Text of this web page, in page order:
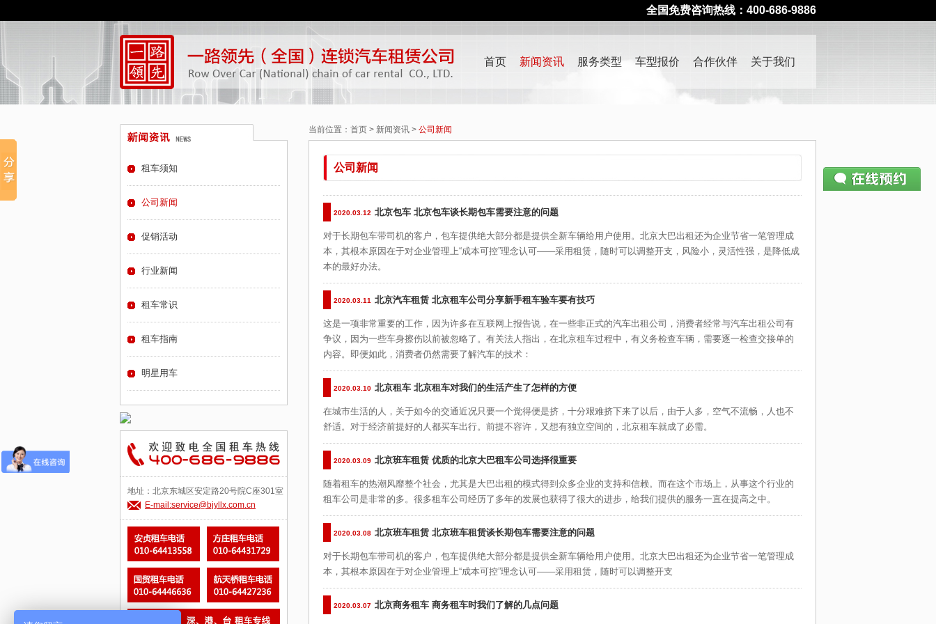
全国免费咨询热线：400-686-9886
首页 新闻资讯 服务类型 车型报价 合作伙伴 关于我们
当前位置： 首页 > 新闻资讯 > 公司新闻
公司新闻
2020.03.12 北京包车 北京包车谈长期包车需要注意的问题
对于长期包车带司机的客户，包车提供绝大部分都是提供全新车辆给用户使用。北京大巴出租还为企业节省一笔管理成
本，其根本原因在于对企业管理上“成本可控”理念认可——采用租赁，随时可以调整开支，风险小，灵活性强，是降低成
本的最好办法。
2020.03.11 北京汽车租赁 北京租车公司分享新手租车验车要有技巧
这是一项非常重要的工作，因为许多在互联网上报告说，在一些非正式的汽车出租公司，消费者经常与汽车出租公司有
争议，因为一些车身擦伤以前被忽略了。有关法人指出，在北京租车过程中，有义务检查车辆，需要逐一检查交接单的
内容。即便如此，消费者仍然需要了解汽车的技术：
2020.03.10 北京租车 北京租车对我们的生活产生了怎样的方便
在城市生活的人，关于如今的交通近况只要一个觉得便是挤，十分艰难挤下来了以后，由于人多，空气不流畅，人也不
舒适。对于经济前提好的人都买车出行。前提不容许，又想有独立空间的，北京租车就成了必需。
2020.03.09 北京班车租赁 优质的北京大巴租车公司选择很重要
随着租车的热潮风靡整个社会，尤其是大巴出租的模式得到众多企业的支持和信赖。而在这个市场上，从事这个行业的
租车公司是非常的多。很多租车公司经历了多年的发展也获得了很大的进步，给我们提供的服务一直在提高之中。
2020.03.08 北京班车租赁 北京班车租赁谈长期包车需要注意的问题
对于长期包车带司机的客户，包车提供绝大部分都是提供全新车辆给用户使用。北京大巴出租还为企业节省一笔管理成
本，其根本原因在于对企业管理上“成本可控”理念认可——采用租赁，随时可以调整开支
2020.03.07 北京商务租车 商务租车时我们了解的几点问题
租车须知
公司新闻
促销活动
行业新闻
租车常识
租车指南
明星用车
地址：北京东城区安定路20号院C座301室
E-mail:service@bjyllx.com.cn
姓名：
路线：
说明：